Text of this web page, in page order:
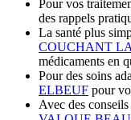
Pour vos
des rappels
La santé plus
COUCHANT
médicaments en
Pour des soins
ELBEUF pour
Avec des